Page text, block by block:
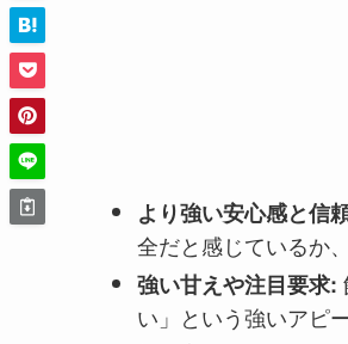
より強い安心感と信
全だと感じているか
強い甘えや注目要求:
い」という強いアピ